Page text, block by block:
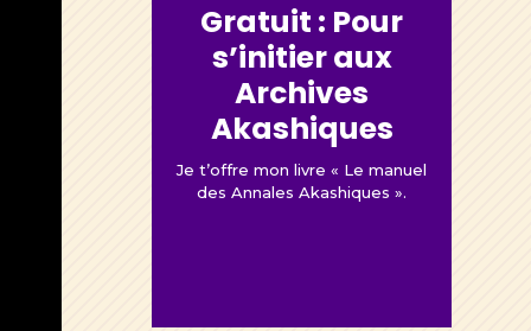
Gratuit : Pour
s’initier aux
Archives
Akashiques
Je t’offre mon livre « Le manuel
des Annales Akashiques ».